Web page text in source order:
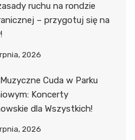
ruchu na rondzie
– przygotuj się na
2026
Cuda w Parku
Koncerty
dla Wszystkich!
2026